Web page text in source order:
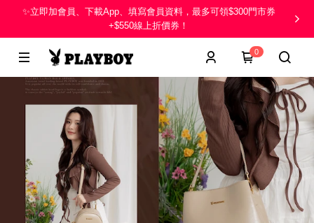
✨立即加會員、下載App、填寫會員資料，最多可領$300門市券
+$550線上折價券！
0